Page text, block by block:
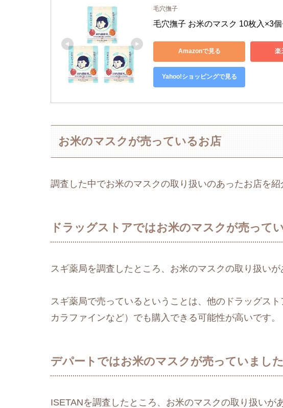
毛穴撫子
毛穴撫子 お米のマスク 10枚入×3個
Amazonで見る 楽
Yahoo!ショッピングで見る
お米のマスクが売っているお店
調査した中でお米のマスクの取り扱いのあったお店を紹
ドラッグストアではお米のマスクが売って
スギ薬局を調査したところ、お米のマスクの取り扱いが
スギ薬局で売っているということは、他のドラッグス
カラファインなど）でも購入できる可能性が高いです。
デパートではお米のマスクが売っていました
ISETANを調査したところ、お米のマスクの取り扱いが